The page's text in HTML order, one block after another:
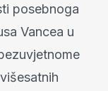
posebnoga
Vancea u